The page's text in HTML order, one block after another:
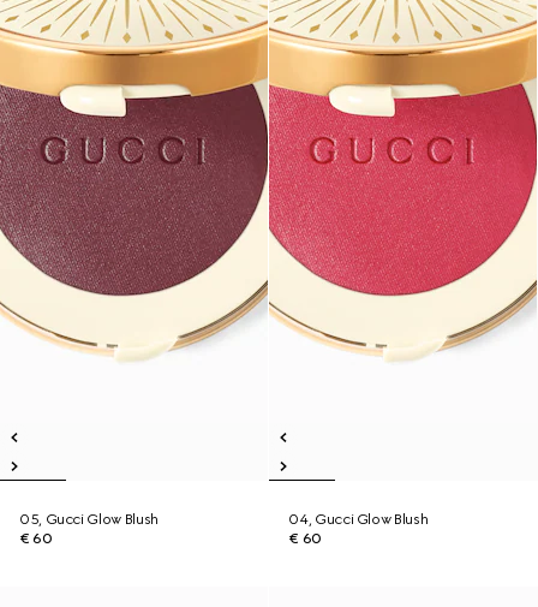
05, Gucci Glow Blush
€ 60
04, Gucci Glow Blush
€ 60